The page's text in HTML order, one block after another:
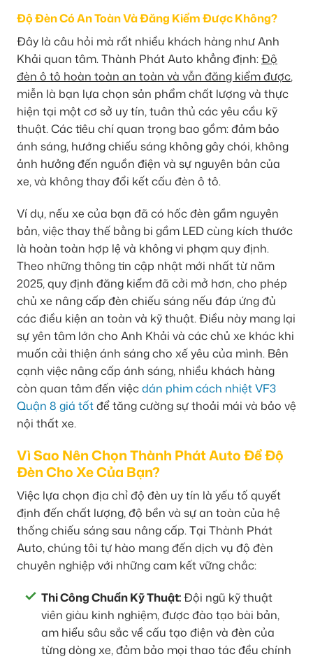
Độ Đèn Có An Toàn Và Đăng Kiểm Được Không?
Đây là câu hỏi mà rất nhiều khách hàng như Anh
Khải quan tâm. Thành Phát Auto khẳng định:Độ
đèn ô tô hoàn toàn an toàn và vẫn đăng kiểm được,
miễn là bạn lựa chọn sản phẩm chất lượng và thực
hiện tại một cơ sở uy tín, tuân thủ các yêu cầu kỹ
thuật. Các tiêu chí quan trọng bao gồm: đảm bảo
ánh sáng, hướng chiếu sáng không gây chói, không
ảnh hưởng đến nguồn điện và sự nguyên bản của
xe, và không thay đổi kết cấu đèn ô tô.
Ví dụ, nếu xe của bạn đã có hốc đèn gầm nguyên
bản, việc thay thế bằng bi gầm LED cùng kích thước
là hoàn toàn hợp lệ và không vi phạm quy định.
Theo những thông tin cập nhật mới nhất từ năm
2025, quy định đăng kiểm đã cởi mở hơn, cho phép
chủ xe nâng cấp đèn chiếu sáng nếu đáp ứng đủ
các điều kiện an toàn và kỹ thuật. Điều này mang lại
sự yên tâm lớn cho Anh Khải và các chủ xe khác khi
muốn cải thiện ánh sáng cho xế yêu của mình. Bên
cạnh việc nâng cấp ánh sáng, nhiều khách hàng
còn quan tâm đến việcdán phim cách nhiệt VF3
Quận 8 giá tốtđể tăng cường sự thoải mái và bảo vệ
nội thất xe.
Vì Sao Nên Chọn Thành Phát Auto Để Độ
Đèn Cho Xe Của Bạn?
Việc lựa chọn địa chỉ độ đèn uy tín là yếu tố quyết
định đến chất lượng, độ bền và sự an toàn của hệ
thống chiếu sáng sau nâng cấp. Tại Thành Phát
Auto, chúng tôi tự hào mang đến dịch vụ độ đèn
chuyên nghiệp với những cam kết vững chắc:
Thi Công Chuẩn Kỹ Thuật:Đội ngũ kỹ thuật
viên giàu kinh nghiệm, được đào tạo bài bản,
am hiểu sâu sắc về cấu tạo điện và đèn của
từng dòng xe, đảm bảo mọi thao tác đều chính